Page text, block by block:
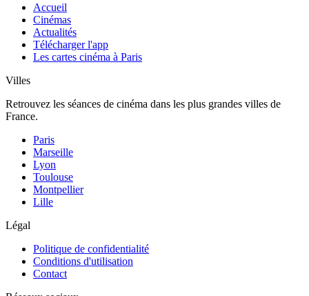
Accueil
Cinémas
Actualités
Télécharger l'app
Les cartes cinéma à Paris
Villes
Retrouvez les séances de cinéma dans les plus grandes villes de
France.
Paris
Marseille
Lyon
Toulouse
Montpellier
Lille
Légal
Politique de confidentialité
Conditions d'utilisation
Contact